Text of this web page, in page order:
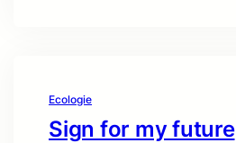
Ecologie
Sign for my future